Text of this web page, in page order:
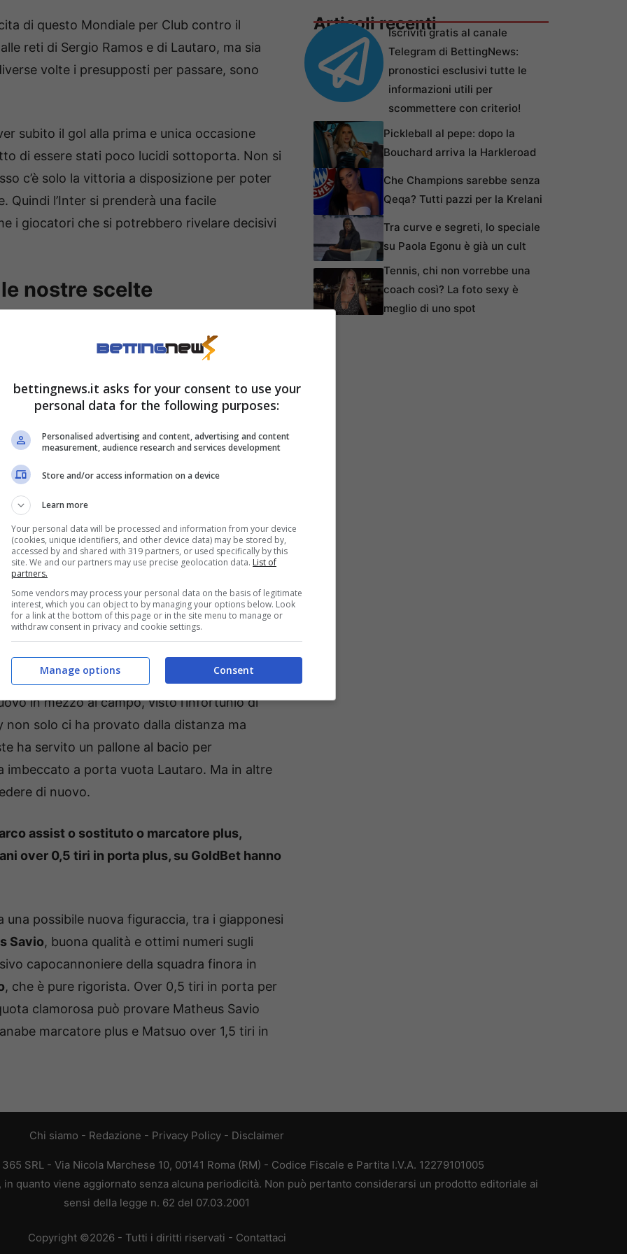
di questo Mondiale per Club contro il
reti di Sergio Ramos e di Lautaro, ma sia
volte i presupposti per passare, sono
subito il gol alla prima e unica occasione
di essere stati poco lucidi sottoporta. Non si
c’è solo la vittoria a disposizione per poter
Quindi l’Inter si prenderà una facile
i giocatori che si potrebbero rivelare decisivi
nostre scelte
quello che contro il Monterrey ha rimesso
Il centravanti è l’unico certo, anche per
di Taremi, di avere una maglia da
Così come assicurato ci pare un gol.
scelte, soprattutto perché c’è la
un certo senso di mettersi alle spalle il
parte di stagione. Un giocatore che con il
lui un assist – o magari anche segnare –
della porta sicuramente la potrebbe fare
di diventare tutto nerazzurro con la Roma che
di euro, ha nelle gambe molte qualità. Una è
una sua conclusione dentro i pali
perché, da quando è all’Inter, ha
Infine, un altro tiro in porta, lo
in mezzo al campo, visto l’infortunio di
solo ci ha provato dalla distanza ma
ha servito un pallone al bacio per
imbeccato a porta vuota Lautaro. Ma in altre
di nuovo.
assist o sostituto o marcatore plus,
over 0,5 tiri in porta plus, su GoldBet hanno
una possibile nuova figuraccia, tra i giapponesi
Savio, buona qualità e ottimi numeri sugli
capocannoniere della squadra finora in
, che è pure rigorista. Over 0,5 tiri in porta per
clamorosa può provare Matheus Savio
marcatore plus e Matsuo over 1,5 tiri in
Articoli recentiIscriviti gratis al canale
Telegram di BettingNews:
pronostici esclusivi tutte le
informazioni utili per
scommettere con criterio!
Pickleball al pepe: dopo la
Bouchard arriva la Harkleroad
Che Champions sarebbe senza
Qeqa? Tutti pazzi per la Krelani
Tra curve e segreti, lo speciale
su Paola Egonu è già un cult
Tennis, chi non vorrebbe una
coach così? La foto sexy è
meglio di uno spot
Chi siamo - Redazione - Privacy Policy - Disclaimer
SRL - Via Nicola Marchese 10, 00141 Roma (RM) - Codice Fiscale e Partita I.V.A. 12279101005
quanto viene aggiornato senza alcuna periodicità. Non può pertanto considerarsi un prodotto editoriale ai
sensi della legge n. 62 del 07.03.2001
Copyright ©2026 - Tutti i diritti riservati - Contattaci
bettingnews.it asks for your consent to use your
personal data for the following purposes:
Personalised advertising and content, advertising and content
measurement, audience research and services development
Store and/or access information on a device
Learn more
Your personal data will be processed and information from your device
(cookies, unique identifiers, and other device data) may be stored by,
accessed by and shared with 319 partners, or used specifically by this
site. We and our partners may use precise geolocation data. List of
partners.
Some vendors may process your personal data on the basis of legitimate
interest, which you can object to by managing your options below. Look
for a link at the bottom of this page or in the site menu to manage or
withdraw consent in privacy and cookie settings.
Consent
Manage options